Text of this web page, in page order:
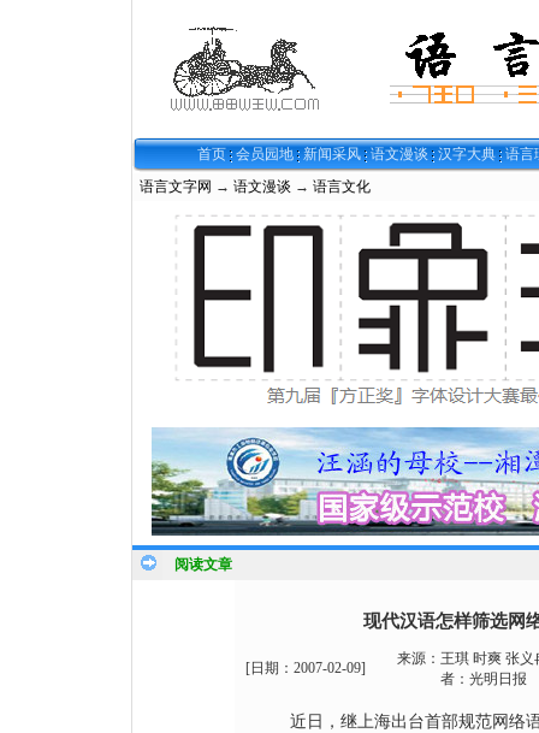
首页 会员园地 新闻采风 语文漫谈 汉字大典 语言
语言文字网 → 语文漫谈 → 语言文化
阅读文章
现代汉语怎样筛选网
[日期： 2007-02-09]
来源： 王琪 时爽 张义
者： 光明日报
近日，继上海出台首部规范网络